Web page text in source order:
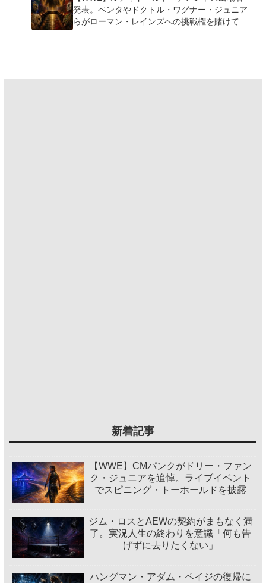
発表。ペンタやドクトル・ワグナー・ジュニア
らがローマン・レインズへの挑戦権を賭けて激
新着記事
【WWE】CMパンクがドリー・ファン
ク・ジュニアを追悼。ライブイベント
でスピニング・トーホールドを披露
ジム・ロスとAEWの契約がまもなく満
了。実況人生の終わりを意識「何も告
げずに去りたくない」
ハングマン・アダム・ペイジの復帰に